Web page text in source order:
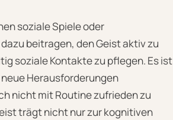
soziale Spiele oder
beitragen, den Geist aktiv zu
soziale Kontakte zu pflegen. Es ist
Herausforderungen
nicht mit Routine zufrieden zu
trägt nicht nur zur kognitiven